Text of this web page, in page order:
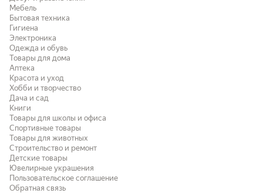
Мебель
Бытовая техника
Гигиена
Электроника
Одежда и обувь
Товары для дома
Аптека
Красота и уход
Хобби и творчество
Дача и сад
Книги
Товары для школы и офиса
Спортивные товары
Товары для животных
Строительство и ремонт
Детские товары
Ювелирные украшения
Пользовательское соглашение
Обратная связь